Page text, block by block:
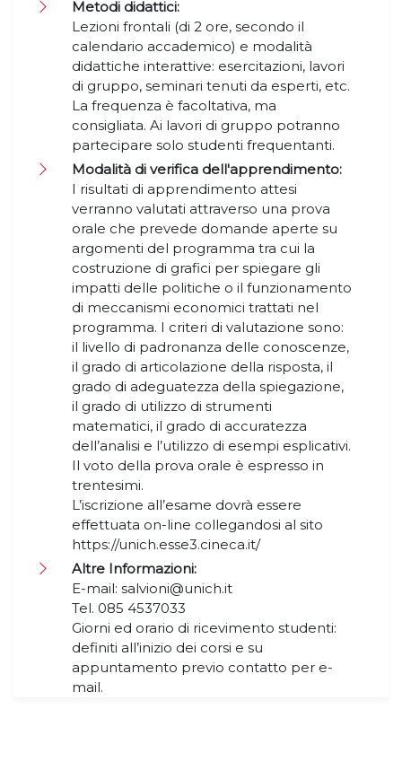
Metodi didattici:
Lezioni frontali (di 2 ore, secondo il
calendario accademico) e modalità
didattiche interattive: esercitazioni, lavori
di gruppo, seminari tenuti da esperti, etc.
La frequenza è facoltativa, ma
consigliata. Ai lavori di gruppo potranno
partecipare solo studenti frequentanti.
Modalità di verifica dell'apprendimento:
I risultati di apprendimento attesi
verranno valutati attraverso una prova
orale che prevede domande aperte su
argomenti del programma tra cui la
costruzione di grafici per spiegare gli
impatti delle politiche o il funzionamento
di meccanismi economici trattati nel
programma. I criteri di valutazione sono:
il livello di padronanza delle conoscenze,
il grado di articolazione della risposta, il
grado di adeguatezza della spiegazione,
il grado di utilizzo di strumenti
matematici, il grado di accuratezza
dell’analisi e l’utilizzo di esempi esplicativi.
Il voto della prova orale è espresso in
trentesimi.
L’iscrizione all’esame dovrà essere
effettuata on-line collegandosi al sito
https://unich.esse3.cineca.it/
Altre Informazioni:
E-mail: salvioni@unich.it
Tel. 085 4537033
Giorni ed orario di ricevimento studenti:
definiti all’inizio dei corsi e su
appuntamento previo contatto per e-
mail.